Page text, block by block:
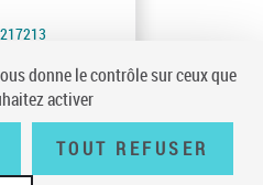
jour :20/09/30
donne le contrôle sur ceux que
activer
TOUT REFUSER